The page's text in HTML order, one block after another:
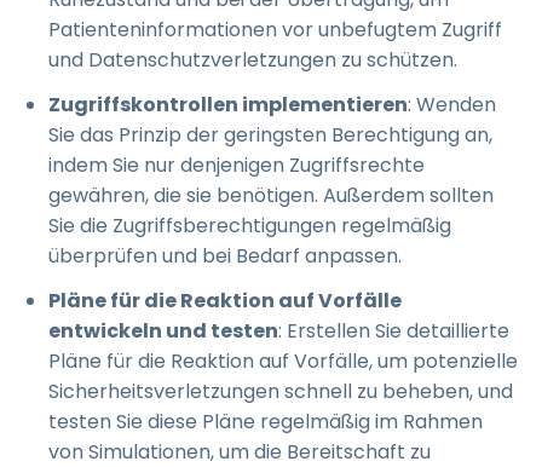
Patienteninformationen vor unbefugtem Zugriff
und Datenschutzverletzungen zu schützen.
Zugriffskontrollen implementieren: Wenden
Sie das Prinzip der geringsten Berechtigung an,
indem Sie nur denjenigen Zugriffsrechte
gewähren, die sie benötigen. Außerdem sollten
Sie die Zugriffsberechtigungen regelmäßig
überprüfen und bei Bedarf anpassen.
Pläne für die Reaktion auf Vorfälle
entwickeln und testen: Erstellen Sie detaillierte
Pläne für die Reaktion auf Vorfälle, um potenzielle
Sicherheitsverletzungen schnell zu beheben, und
testen Sie diese Pläne regelmäßig im Rahmen
von Simulationen, um die Bereitschaft zu